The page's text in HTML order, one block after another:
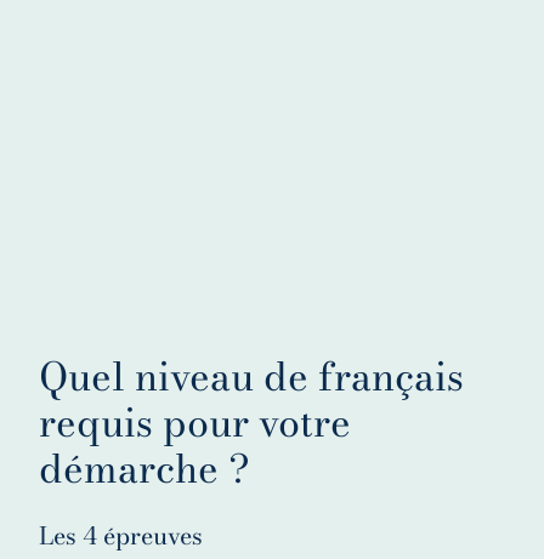
Quel niveau de français
requis pour votre
démarche ?
Les 4 épreuves